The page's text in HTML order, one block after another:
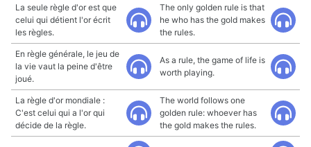
La seule règle d'or est que
celui qui détient l'or écrit
les règles.
The only golden rule is that
he who has the gold makes
the rules.
En règle générale, le jeu de
la vie vaut la peine d'être
joué.
As a rule, the game of life is
worth playing.
La règle d'or mondiale :
C'est celui qui a l'or qui
décide de la règle.
The world follows one
golden rule: whoever has
the gold makes the rules.